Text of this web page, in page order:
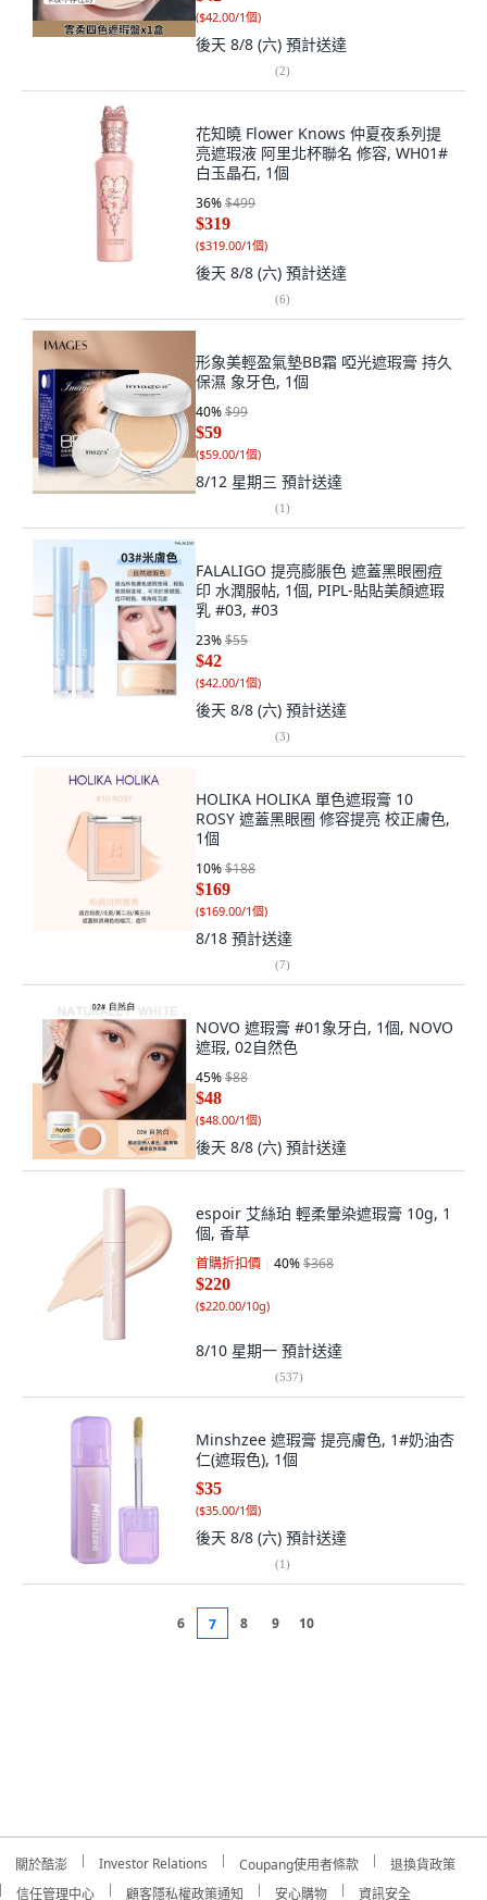
($42.00/1個)
後天 8/8 (六) 預計送達
(2)
花知曉 Flower Knows 仲夏夜系列提
亮遮瑕液 阿里北杯聯名 修容, WH01#
白玉晶石, 1個
36%$499
$319
($319.00/1個)
後天 8/8 (六) 預計送達
(6)
形象美輕盈氣墊BB霜 啞光遮瑕膏 持久
保濕 象牙色, 1個
40%$99
$59
($59.00/1個)
8/12 星期三 預計送達
(1)
FALALIGO 提亮膨脹色 遮蓋黑眼圈痘
印 水潤服帖, 1個, PIPL-貼貼美顏遮瑕
乳 #03, #03
23%$55
$42
($42.00/1個)
後天 8/8 (六) 預計送達
(3)
HOLIKA HOLIKA 單色遮瑕膏 10
ROSY 遮蓋黑眼圈 修容提亮 校正膚色,
1個
10%$188
$169
($169.00/1個)
8/18 預計送達
(7)
NOVO 遮瑕膏 #01象牙白, 1個, NOVO
遮瑕, 02自然色
45%$88
$48
($48.00/1個)
後天 8/8 (六) 預計送達
espoir 艾絲珀 輕柔暈染遮瑕膏 10g, 1
個, 香草
首購折扣價 40%$368
$220
($220.00/10g)
8/10 星期一 預計送達
(537)
Minshzee 遮瑕膏 提亮膚色, 1#奶油杏
仁(遮瑕色), 1個
$35
($35.00/1個)
後天 8/8 (六) 預計送達
(1)
6 7 8 9 10
關於酷澎 Investor Relations Coupang使用者條款
退換貨政策
信任管理中心
顧客隱私權政策通知 安心購物 資訊安全